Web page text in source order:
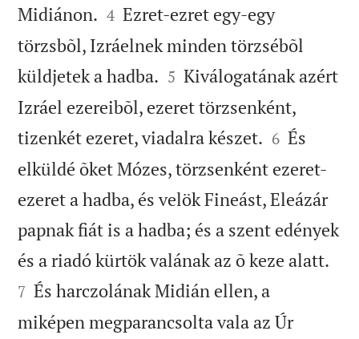
Midiánon. 

4 Ezret-ezret egy-egy
törzsbõl, Izráelnek minden törzsébõl
küldjetek a hadba. 

5 Kiválogatának azért
Izráel ezereibõl, ezeret törzsenként,
tizenkét ezeret, viadalra készet. 

6 És
elküldé õket Mózes, törzsenként ezeret-
ezeret a hadba, és velök Fineást, Eleázár
papnak fiát is a hadba; és a szent edények
és a riadó kürtök valának az õ keze alatt.
7 És harczolának Midián ellen, a
miképen megparancsolta vala az Úr